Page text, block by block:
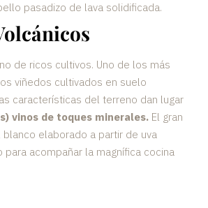
pasadizo de lava solidificada.
de ricos cultivos. Uno de los más
viñedos cultivados en suelo
características del terreno dan lugar
vinos de toques minerales. El gran
elaborado a partir de uva
para acompañar la magnífica cocina